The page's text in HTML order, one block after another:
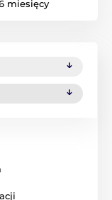
miesięcy